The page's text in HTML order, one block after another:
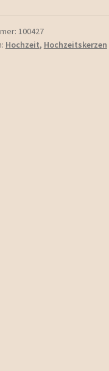
100427
Hochzeit, Hochzeitskerzen